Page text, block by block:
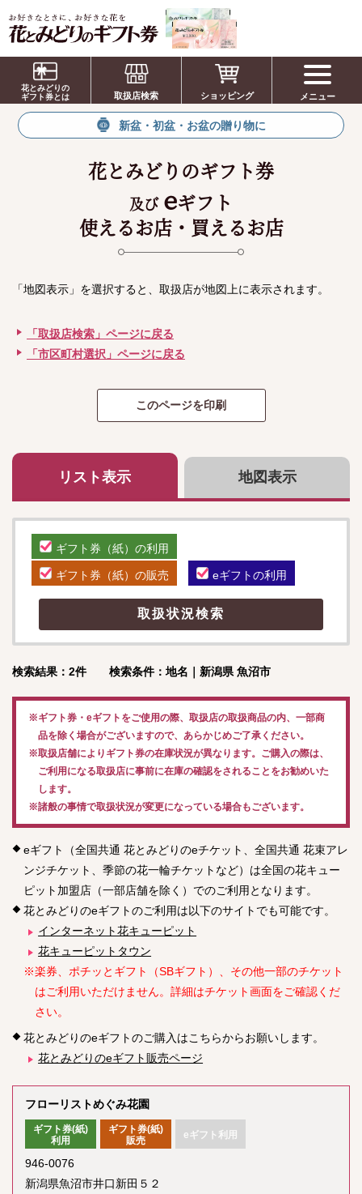
お祝い、お盆、新盆、お彼岸、喪中、お供
え、見舞い、返事、供花、線香贈答におすす
めのギフト
花とみどりの
ギフト券とは
取扱店検索 ショッピング メニュー
新盆・初盆・お盆の贈り物に
花とみどりのギフト券
及び eギフト
使えるお店・買えるお店
「地図表示」を選択すると、取扱店が地図上に表示されます。
「取扱店検索」ページに戻る
「市区町村選択」ページに戻る
リスト表示 地図表示
ギフト券（紙）の利用
ギフト券（紙）の販売 eギフトの利用
検索結果：2件 検索条件：地名｜新潟県 魚沼市
※ギフト券・eギフトをご使用の際、取扱店の取扱商品の内、一部商
品を除く場合がございますので、あらかじめご了承ください。
※取扱店舗によりギフト券の在庫状況が異なります。ご購入の際は、
ご利用になる取扱店に事前に在庫の確認をされることをお勧めいた
します。
※諸般の事情で取扱状況が変更になっている場合もございます。
eギフト（全国共通 花とみどりのeチケット、全国共通 花束アレ
ンジチケット、季節の花一輪チケットなど）は全国の花キュー
ピット加盟店（一部店舗を除く）でのご利用となります。
花とみどりのeギフトのご利用は以下のサイトでも可能です。
インターネット花キューピット
花キューピットタウン
※楽券、ポチッとギフト（SBギフト）、その他一部のチケット
はご利用いただけません。詳細はチケット画面をご確認くだ
さい。
花とみどりのeギフトのご購入はこちらからお願いします。
花とみどりのeギフト販売ページ
フローリストめぐみ花園
ギフト券(紙)
利用
ギフト券(紙)
販売
eギフト利用
946-0076
新潟県魚沼市井口新田５２